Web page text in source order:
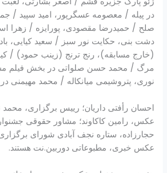
در پیله / معصومه عسگرپور، امید سپید /
صلح / حمیدرضا مقصودی، پورایزه / زهرا
دشت بنی، حکایت نور سبز / سعید کیایی،
(خارج مسابقه)، رنج ترنج (زینب حمود) /
مرگ / محمد حسن صلواتی در بخش فیلم
نوری، پتروشیمی میانکاله / محمد مهیمنی
احسان رأفتی داریان؛ رییس برگزاری،
عکس، رامین کاکاوند؛ مشاور حقوقی
حجارزاده، ستاره نجف آبادی شورای
عکس خبری، مطبوعاتی دوربین.نت هستند.